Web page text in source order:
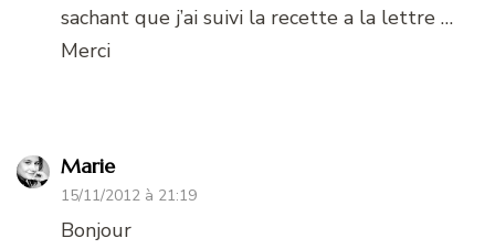
sachant que j’ai suivi la recette a la lettre …
Merci
Marie
15/11/2012 à 21:19
Bonjour